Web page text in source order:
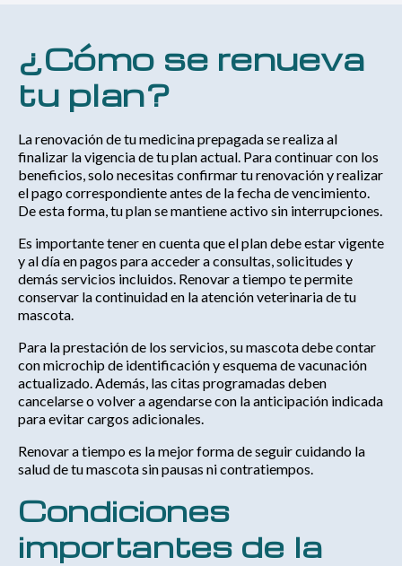
¿Cómo se renueva
tu plan?
La renovación de tu medicina prepagada se realiza al
finalizar la vigencia de tu plan actual. Para continuar con los
beneficios, solo necesitas confirmar tu renovación y realizar
el pago correspondiente antes de la fecha de vencimiento.
De esta forma, tu plan se mantiene activo sin interrupciones.
Es importante tener en cuenta que el plan debe estar vigente
y al día en pagos para acceder a consultas, solicitudes y
demás servicios incluidos. Renovar a tiempo te permite
conservar la continuidad en la atención veterinaria de tu
mascota.
Para la prestación de los servicios, su mascota debe contar
con microchip de identificación y esquema de vacunación
actualizado. Además, las citas programadas deben
cancelarse o volver a agendarse con la anticipación indicada
para evitar cargos adicionales.
Renovar a tiempo es la mejor forma de seguir cuidando la
salud de tu mascota sin pausas ni contratiempos.
Condiciones
importantes de la